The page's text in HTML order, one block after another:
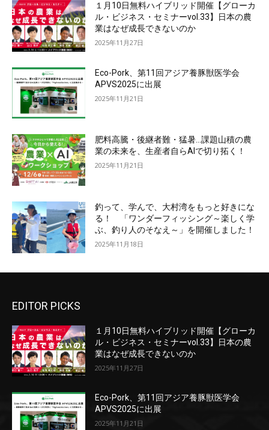
１月10日無料ハイブリッド開催【グローカ
ル・ビジネス・セミナーvol.33】日本の農
業はなぜ成長できないのか
2025年11月27日
Eco-Pork、第11回アジア養豚獣医学会
APVS2025に出展
2025年11月21日
肥料高騰・後継者難・猛暑…課題山積の農
業の未来を、生産者自らAIで切り拓く！
2025年11月21日
釣って、学んで、大村湾をもっと好きにな
る！ 「ワンダーフィッシング～楽しく学
ぶ、釣り人のそなえ～」を開催しました！
2025年11月18日
EDITOR PICKS
１月10日無料ハイブリッド開催【グローカ
ル・ビジネス・セミナーvol.33】日本の農
業はなぜ成長できないのか
2025年11月27日
Eco-Pork、第11回アジア養豚獣医学会
APVS2025に出展
2025年11月21日